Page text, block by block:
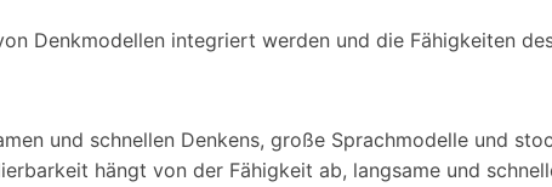
Denkmodellen integriert werden und die Fähigkeiten
und schnellen Denkens, große Sprachmodelle und
hängt von der Fähigkeit ab, langsame und